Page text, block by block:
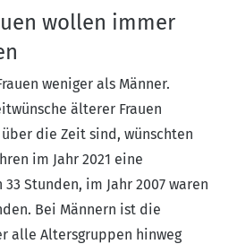
wollen immer
weniger als Männer.
älterer Frauen
die Zeit sind, wünschten
im Jahr 2021 eine
Stunden, im Jahr 2007 waren
Bei Männern ist die
alle Altersgruppen hinweg